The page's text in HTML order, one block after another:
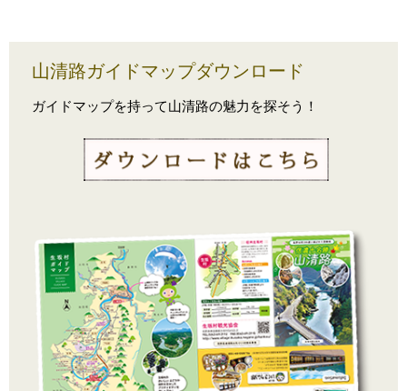
山清路ガイドマップダウンロード
ガイドマップを持って山清路の魅力を探そう！